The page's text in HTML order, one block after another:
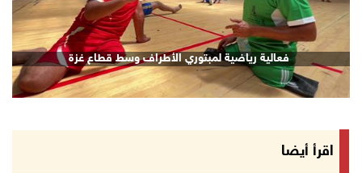
فعالية رياضية لمبتوري الأطراف وسط قطاع غزة
اقرأ أيضا